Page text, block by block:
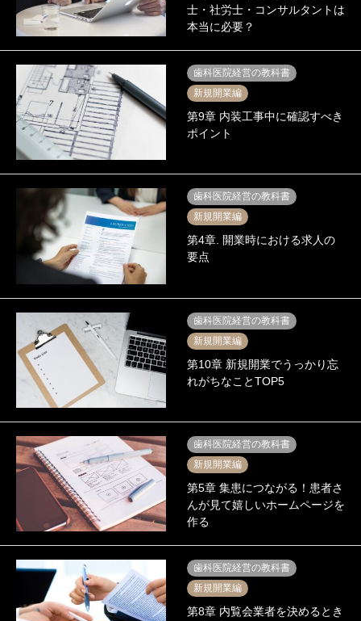
士・社労士・コンサルタントは
本当に必要？
歯科医院経営の教科書
新規開業編
第9章 内装工事中に確認すべき
ポイント
歯科医院経営の教科書
新規開業編
第4章. 開業時における求人の
要点
歯科医院経営の教科書
新規開業編
第10章 新規開業でうっかり忘
れがちなことTOP5
歯科医院経営の教科書
新規開業編
第5章 集患につながる！患者さ
んが見て嬉しいホームページを
作る
歯科医院経営の教科書
新規開業編
第8章 内覧会業者を決めるとき